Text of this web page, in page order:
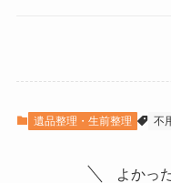
遺品整理・生前整理 不
よかっ